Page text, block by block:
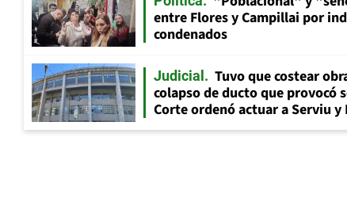
entre Flores y Campillai por
condenados
Judicial
Tuvo que costear
colapso de ducto que provocó
Corte ordenó actuar a Serviu y